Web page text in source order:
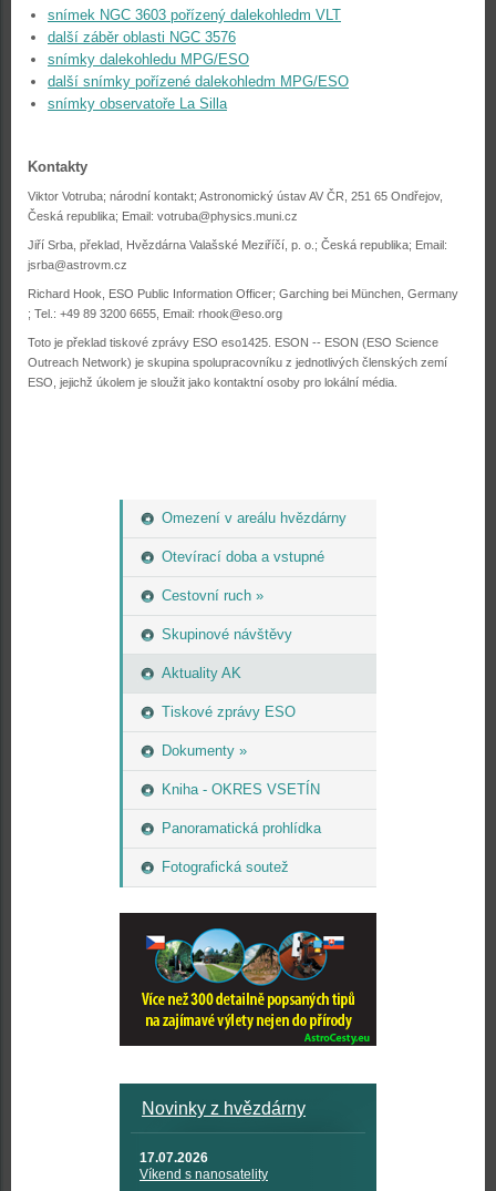
Omezení v areálu hvězdárny
Otevírací doba a vstupné
Cestovní ruch »
Skupinové návštěvy
Aktuality AK
Tiskové zprávy ESO
Dokumenty »
Kniha - OKRES VSETÍN
Panoramatická prohlídka
Fotografická soutež
Novinky z hvězdárny
17.07.2026
Víkend s nanosatelity
snímek NGC 3603 pořízený dalekohledm VLT
další záběr oblasti NGC 3576
snímky dalekohledu MPG/ESO
další snímky pořízené dalekohledm MPG/ESO
snímky observatoře La Silla
Kontakty
Viktor Votruba; národní kontakt; Astronomický ústav AV ČR, 251 65 Ondřejov,
Česká republika; Email: votruba@physics.muni.cz
Jiří Srba, překlad, Hvězdárna Valašské Meziříčí, p. o.; Česká republika; Email:
jsrba@astrovm.cz
Richard Hook, ESO Public Information Officer; Garching bei München, Germany
; Tel.: +49 89 3200 6655, Email: rhook@eso.org
Toto je překlad tiskové zprávy ESO eso1425. ESON -- ESON (ESO Science
Outreach Network) je skupina spolupracovníku z jednotlivých členských zemí
ESO, jejichž úkolem je sloužit jako kontaktní osoby pro lokální média.